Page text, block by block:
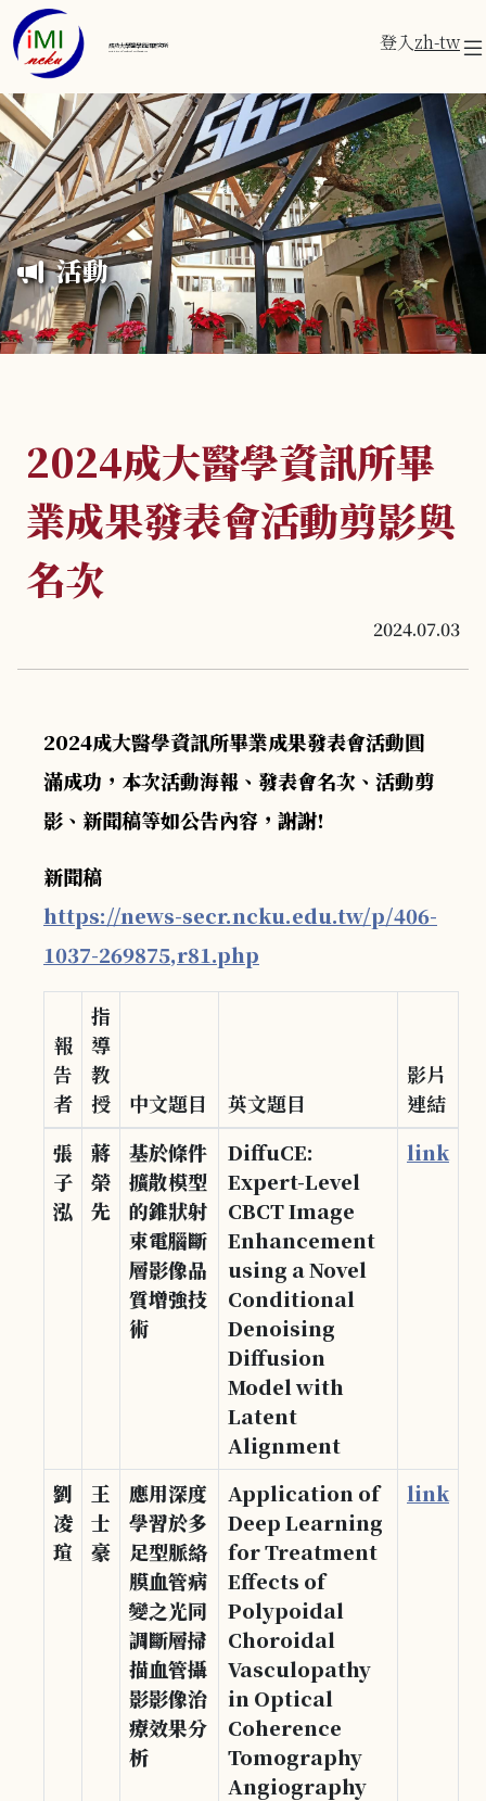
成功大學醫學資訊研究所
Institute of Medical Informatics 登入zh-tw
活動
2024成大醫學資訊所畢
業成果發表會活動剪影與
名次
2024.07.03
2024成大醫學資訊所畢業成果發表會活動圓
滿成功，本次活動海報、發表會名次、活動剪
影、新聞稿等如公告內容，謝謝!
新聞稿
https://news-secr.ncku.edu.tw/p/406-
1037-269875,r81.php
報
告
者
指
導
教
授
中文題目 英文題目
影片
連結
張
子
泓
蔣
榮
先
基於條件
擴散模型
的錐狀射
束電腦斷
層影像品
質增強技
術
DiffuCE:
Expert-Level
CBCT Image
Enhancement
using a Novel
Conditional
Denoising
Diffusion
Model with
Latent
Alignment
link
劉
凌
瑄
王
士
豪
應用深度
學習於多
足型脈絡
膜血管病
變之光同
調斷層掃
描血管攝
影影像治
療效果分
析
Application of
Deep Learning
for Treatment
Effects of
Polypoidal
Choroidal
Vasculopathy
in Optical
Coherence
Tomography
Angiography
link